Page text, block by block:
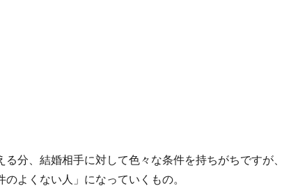
分、結婚相手に対して色々な条件を持ちがちですが、
よくない人」になっていくもの。